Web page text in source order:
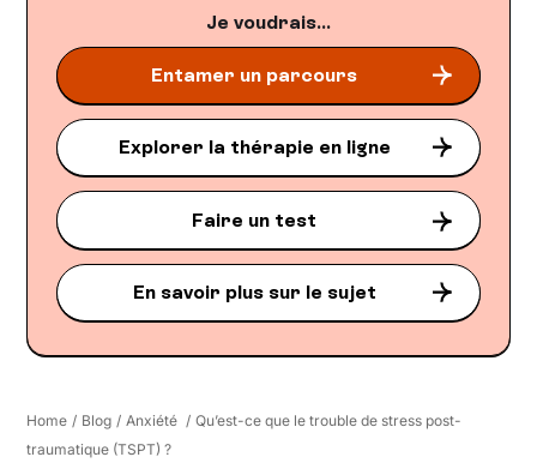
Je voudrais...
Entamer un parcours
Explorer la thérapie en ligne
Faire un test
En savoir plus sur le sujet
Home / Blog / Anxiété / Qu’est-ce que le trouble de stress post-
traumatique (TSPT) ?